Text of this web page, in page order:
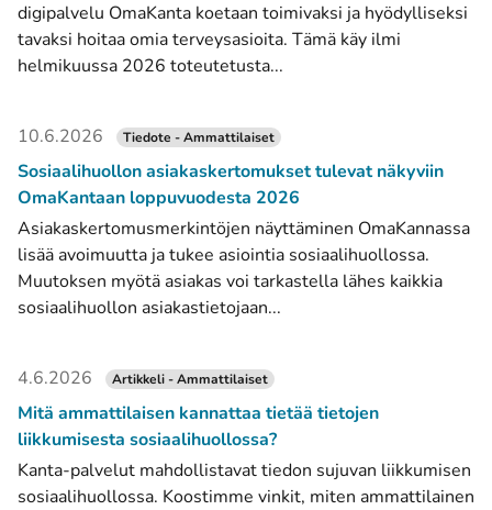
digipalvelu OmaKanta koetaan toimivaksi ja hyödylliseksi
tavaksi hoitaa omia terveysasioita. Tämä käy ilmi
helmikuussa 2026 toteutetusta...
10.6.2026 Tiedote - Ammattilaiset
Sosiaalihuollon asiakaskertomukset tulevat näkyviin
OmaKantaan loppuvuodesta 2026
Asiakaskertomusmerkintöjen näyttäminen OmaKannassa
lisää avoimuutta ja tukee asiointia sosiaalihuollossa.
Muutoksen myötä asiakas voi tarkastella lähes kaikkia
sosiaalihuollon asiakastietojaan...
4.6.2026 Artikkeli - Ammattilaiset
Mitä ammattilaisen kannattaa tietää tietojen
liikkumisesta sosiaalihuollossa?
Kanta-palvelut mahdollistavat tiedon sujuvan liikkumisen
sosiaalihuollossa. Koostimme vinkit, miten ammattilainen